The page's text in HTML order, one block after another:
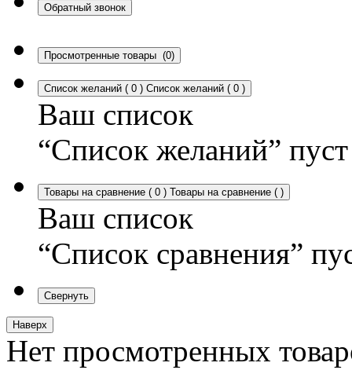
Обратный звонок
Просмотренные товары (0)
Список желаний ( 0 ) Список желаний ( 0 )
Ваш список
“Список желаний” пуст
Товары на сравнение ( 0 ) Товары на сравнение ( )
Ваш список
“Список сравнения”
Свернуть
Наверх
Нет просмотренных